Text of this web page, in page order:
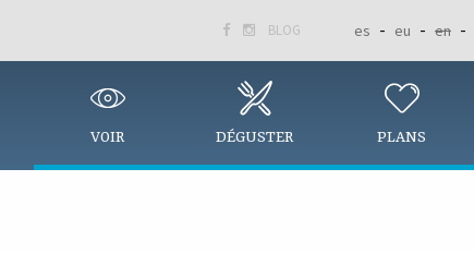
  BLOG es eu en
VOIR DÉGUSTER PLANS